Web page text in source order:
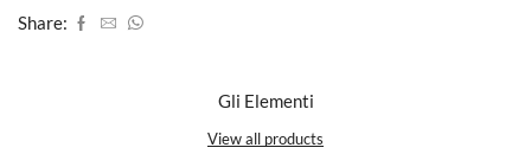
Share:
Gli Elementi
View all products